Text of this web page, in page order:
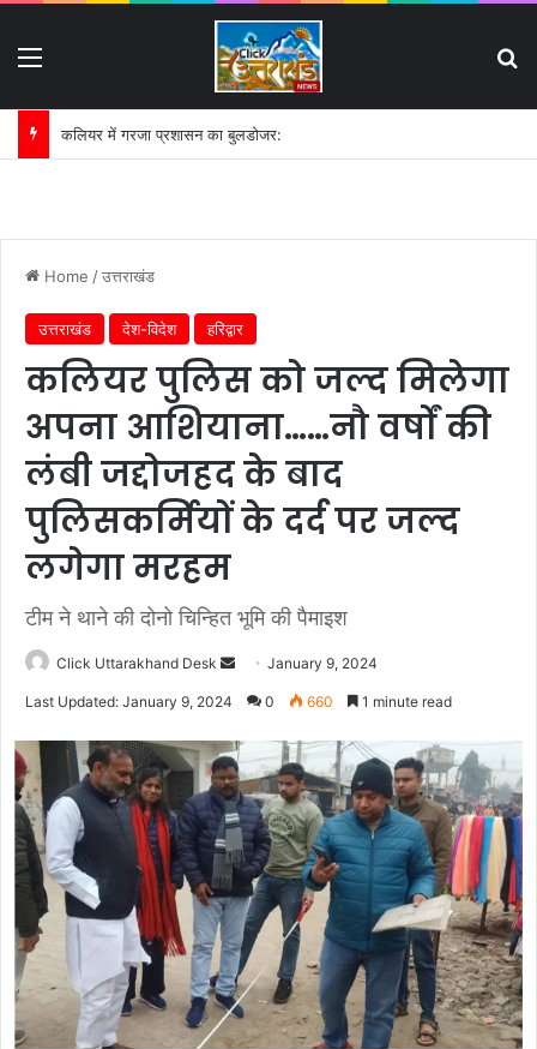
भीड़ में बिछड़ा परिवार, पुलिस बनी उम्मीद की डोर:
Home /उत्तराखंड
उत्तराखंड देश-विदेश हरिद्वार
कलियर पुलिस को जल्द मिलेगा
अपना आशियाना……नौ वर्षों की
लंबी जद्दोजहद के बाद
पुलिसकर्मियों के दर्द पर जल्द
लगेगा मरहम
टीम ने थाने की दोनो चिन्हित भूमि की पैमाइश
Click Uttarakhand Desk
d
a
n
e
m
a
l
January 9, 2024
Last Updated: January 9, 2024 0 660 1 minute read